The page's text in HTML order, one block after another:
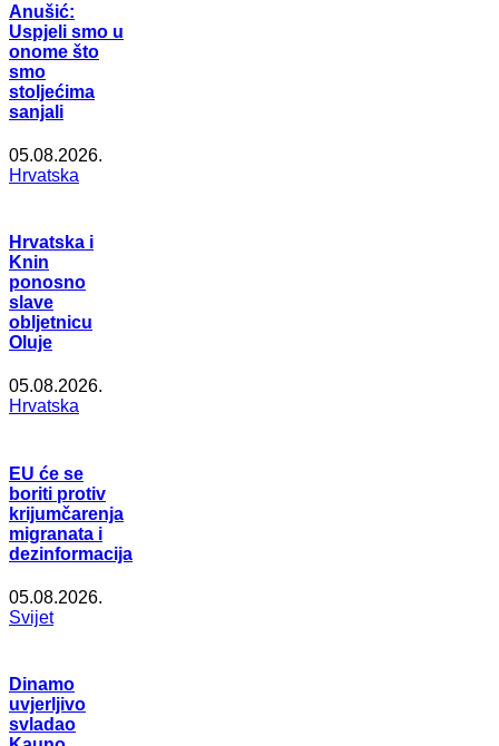
Anušić:
Uspjeli smo u
onome što
smo
stoljećima
sanjali
05.08.2026.
Hrvatska
Hrvatska i
Knin
ponosno
slave
obljetnicu
Oluje
05.08.2026.
Hrvatska
EU će se
boriti protiv
krijumčarenja
migranata i
dezinformacija
05.08.2026.
Svijet
Dinamo
uvjerljivo
svladao